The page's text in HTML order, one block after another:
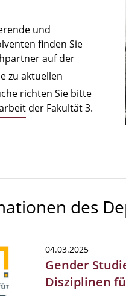
und
finden Sie
auf der
zu aktuellen
richten Sie bitte
der Fakultät 3.
des
04.03.2025
Gender
Disziplinen